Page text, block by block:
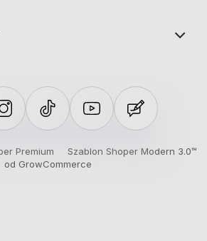
Premium
Szablon Shoper Modern 3.0™
od GrowCommerce